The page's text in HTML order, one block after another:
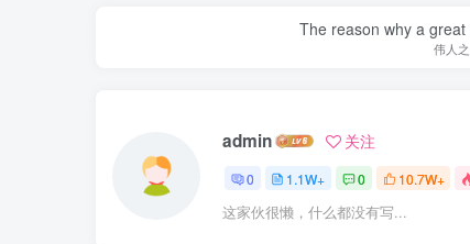
The reason why a
伟人
admin 关注
0 1.1W+ 0 10.7W+
这家伙很懒，什么都没有写...